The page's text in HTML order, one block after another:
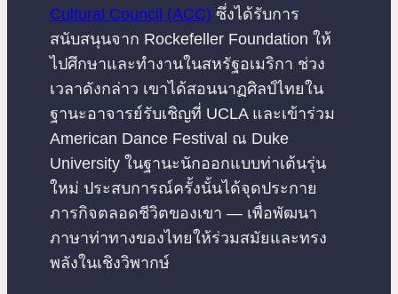
Cultural Council (ACC) ซึ่งได้รับการ
สนับสนุนจาก Rockefeller Foundation ให้
ไปศึกษาและทำงานในสหรัฐอเมริกา ช่วง
เวลาดังกล่าว เขาได้สอนนาฏศิลป์ไทยใน
ฐานะอาจารย์รับเชิญที่ UCLA และเข้าร่วม
American Dance Festival ณ Duke
University ในฐานะนักออกแบบท่าเต้นรุ่น
ใหม่ ประสบการณ์ครั้งนั้นได้จุดประกาย
ภารกิจตลอดชีวิตของเขา — เพื่อพัฒนา
ภาษาท่าทางของไทยให้ร่วมสมัยและทรง
พลังในเชิงวิพากษ์